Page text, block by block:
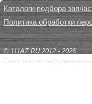
Каталоги подбора
Политика обработки
© 111AZ.RU 2012 - 2026
Сайт носит